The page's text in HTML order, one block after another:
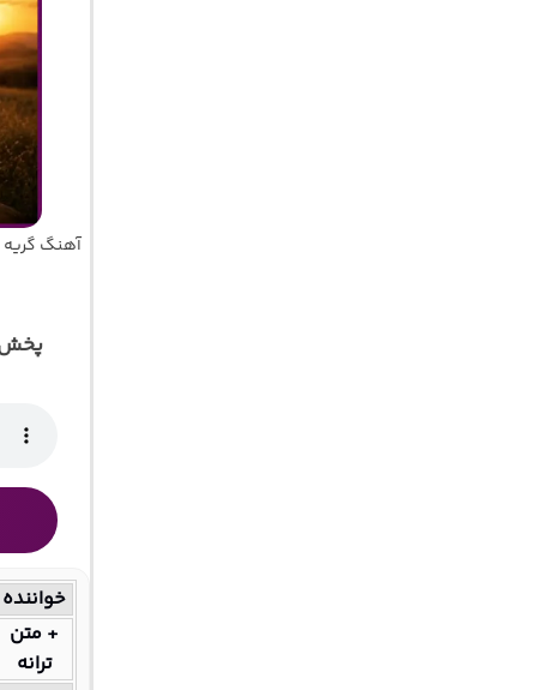
آهنگ
پخش
خواننده
+ متن
ترانه